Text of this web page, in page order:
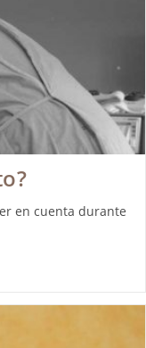
en cuenta durante